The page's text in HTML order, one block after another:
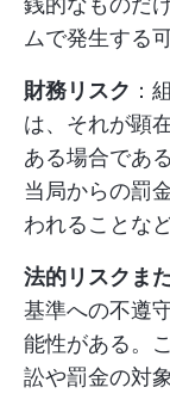
ムで発生する
財務リスク ：
は、それが顕
ある場合であ
当局からの罰
われることな
法的リスクま
基準への不遵
能性がある。
訟や罰金の対